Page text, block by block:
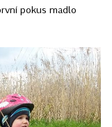
pokus madlo